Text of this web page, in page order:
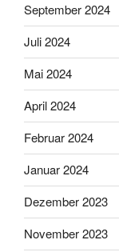
September 2024
Juli 2024
Mai 2024
April 2024
Februar 2024
Januar 2024
Dezember 2023
November 2023